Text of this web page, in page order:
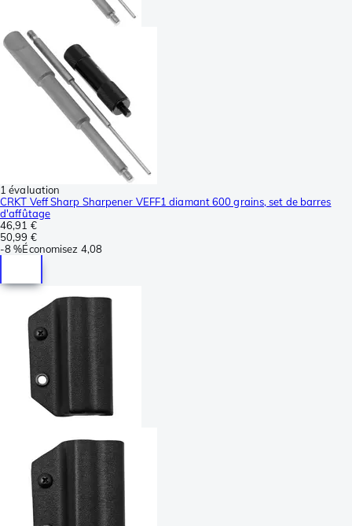
1 évaluation
CRKT Veff Sharp Sharpener VEFF1 diamant 600 grains, set de barres
d'affûtage
46,91 €
50,99 €
-8 %Économisez 4,08